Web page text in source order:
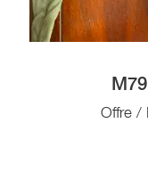
Offre /